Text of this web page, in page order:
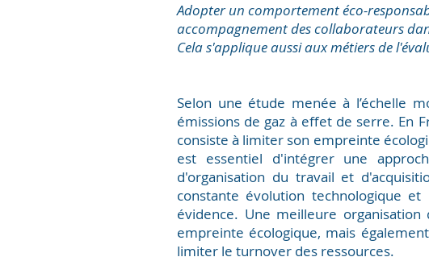
Adopter un comportement éco-
accompagnement des collaborateurs
Cela s'applique aussi aux métiers de
Selon une étude menée à l’échelle
émissions de gaz à effet de serre. En
consiste à limiter son empreinte
est essentiel d'intégrer une
d'organisation du travail et
constante évolution technologique
évidence. Une meilleure
empreinte écologique, mais
limiter le turnover des ressources.